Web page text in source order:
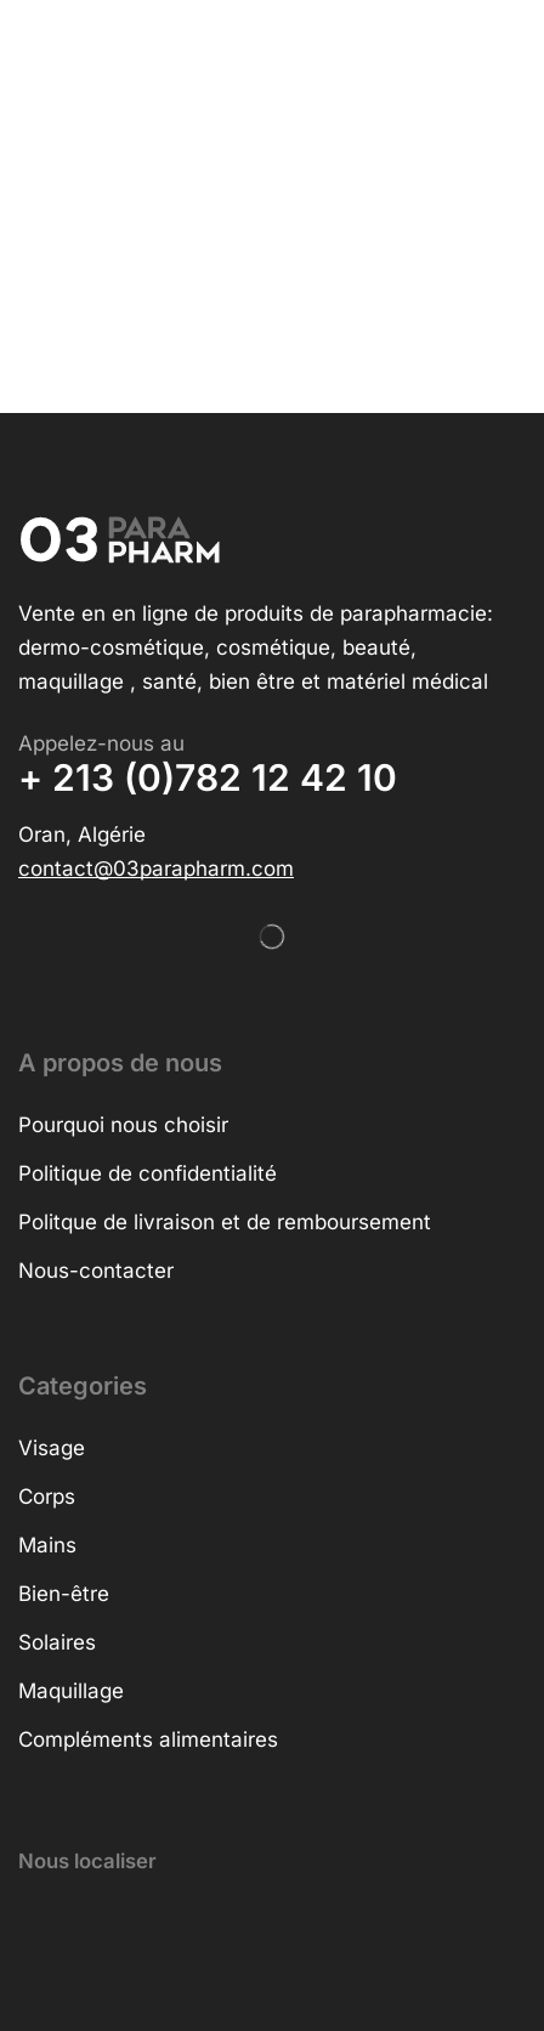
Vente en en ligne de produits de parapharmacie:
dermo-cosmétique, cosmétique, beauté,
maquillage , santé, bien être et matériel médical
Appelez-nous au
+ 213 (0)782 12 42 10
Oran, Algérie
contact@03parapharm.com
A propos de nous
Pourquoi nous choisir
Politique de confidentialité
Politque de livraison et de remboursement
Nous-contacter
Categories
Visage
Corps
Mains
Bien-être
Solaires
Maquillage
Compléments alimentaires
Nous localiser